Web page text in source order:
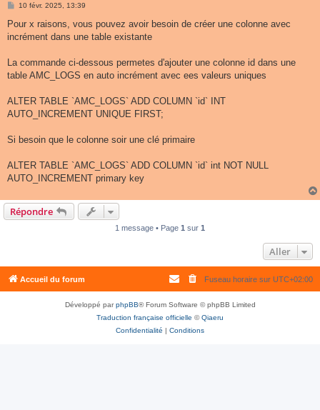
M
s
a
10 févr. 2025, 13:39
Pour x raisons, vous pouvez avoir besoin de créer une colonne avec
incrément dans une table existante
La commande ci-dessous permetes d'ajouter une colonne id dans une
table AMC_LOGS en auto incrément avec ees valeurs uniques
ALTER TABLE `AMC_LOGS` ADD COLUMN `id` INT
AUTO_INCREMENT UNIQUE FIRST;
Si besoin que le colonne soir une clé primaire
ALTER TABLE `AMC_LOGS` ADD COLUMN `id` int NOT NULL
AUTO_INCREMENT primary key
Répondre
1 message • Page 1 sur 1
Aller
Accueil du forum Fuseau horaire sur UTC+02:00
Développé parphpBB® Forum Software © phpBB Limited
Traduction française officielle ©Qiaeru
Confidentialité | Conditions